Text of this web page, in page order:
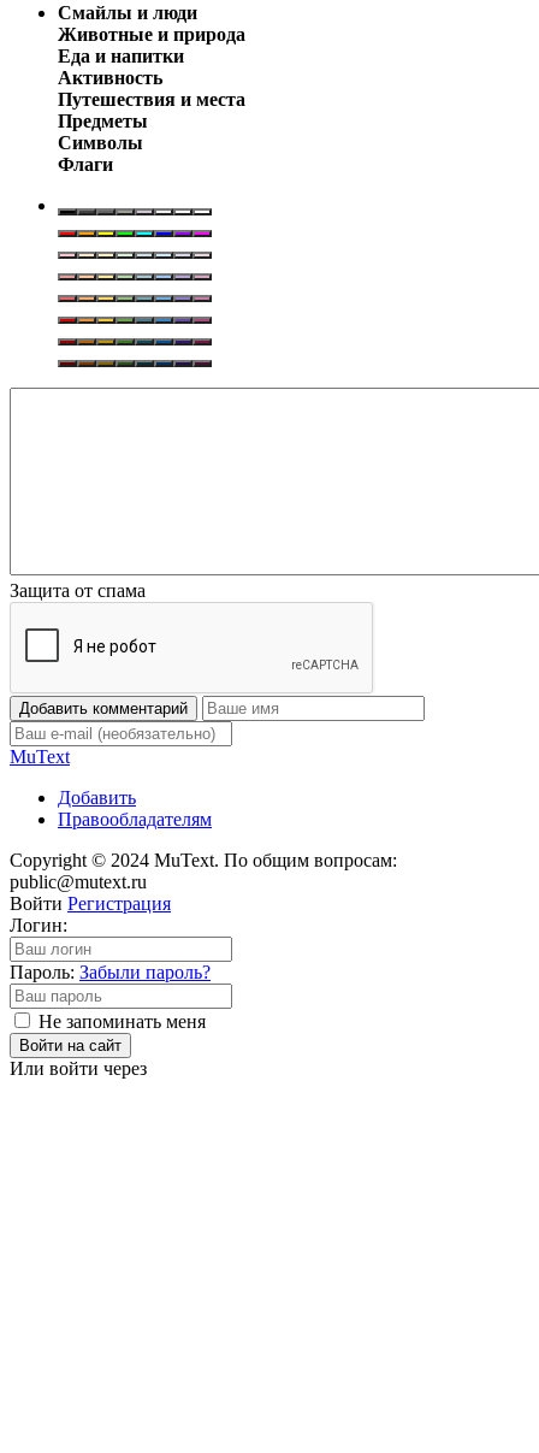
Смайлы и люди
Животные и природа
Еда и напитки
Активность
Путешествия и места
Предметы
Символы
Флаги
Защита от спама
Добавить комментарий
MuText
Добавить
Правообладателям
Copyright © 2024 MuText. По общим вопросам:
public@mutext.ru
Войти Регистрация
Логин:
Пароль: Забыли пароль?
Не запоминать меня
Войти на сайт
Или войти через